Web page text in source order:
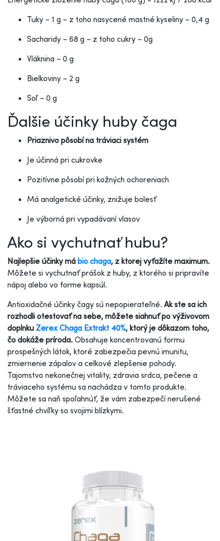
Tuky – 1 g – z toho nasycené mastné kyseliny – 0,4 g
Sacharidy – 68 g – z toho cukry – 0g
Vláknina – 0 g
Bielkoviny – 2 g
Soľ – 0 g
Ďalšie účinky huby čaga
Priaznivo pôsobí na tráviaci systém
Je účinná pri cukrovke
Pozitívne pôsobí pri kožných ochoreniach
Má analgetické účinky, znižuje bolesť
Je výborná pri vypadávaní vlasov
Ako si vychutnať hubu?
Najlepšie účinky má bio chaga, z ktorej vyťažíte maximum.
Môžete si vychutnať prášok z huby, z ktorého si pripravíte
nápoj alebo vo forme kapsúl.
Antioxidačné účinky čagy sú nepopierateľné. Ak ste sa ich
rozhodli otestovať na sebe, môžete siahnuť po výživovom
doplnku Zerex Chaga Extrakt 40%, ktorý je dôkazom toho,
čo dokáže príroda. Obsahuje koncentrovanú formu
prospešných látok, ktoré zabezpečia pevnú imunitu,
zmiernenie zápalov a celkové zlepšenie pohody.
Tajomstvo nekonečnej vitality, zdravia srdca, pečene a
tráviaceho systému sa nachádza v tomto produkte.
Môžete sa naň spoľahnúť, že vám zabezpečí nerušené
šťastné chvíľky so svojimi blízkymi.